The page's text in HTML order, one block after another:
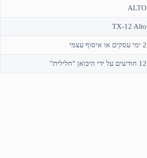
ALTO
TX-12 Alto
2 ימי עסקים או איסוף עצמי
12 חודשים על ידי היבואן "חלילית"